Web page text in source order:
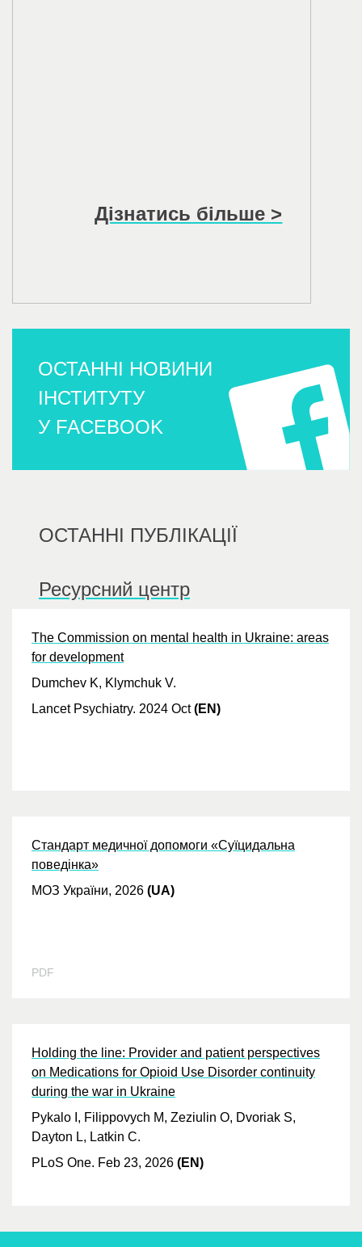
Дізнатись більше >
ОСТАННІ НОВИНИ
ІНСТИТУТУ
У FACEBOOK
ОСТАННІ ПУБЛІКАЦІЇ
Ресурсний центр
The Commission on mental health in Ukraine: areas
for development
Dumchev K, Klymchuk V.
Lancet Psychiatry. 2024 Oct(EN)
Стандарт медичної допомоги «Суїцидальна
поведінка»
МОЗ України, 2026 (UA)
PDF
Holding the line: Provider and patient perspectives
on Medications for Opioid Use Disorder continuity
during the war in Ukraine
Pykalo I, Filippovych M, Zeziulin O, Dvoriak S,
Dayton L, Latkin C.
PLoS One. Feb 23, 2026 (EN)